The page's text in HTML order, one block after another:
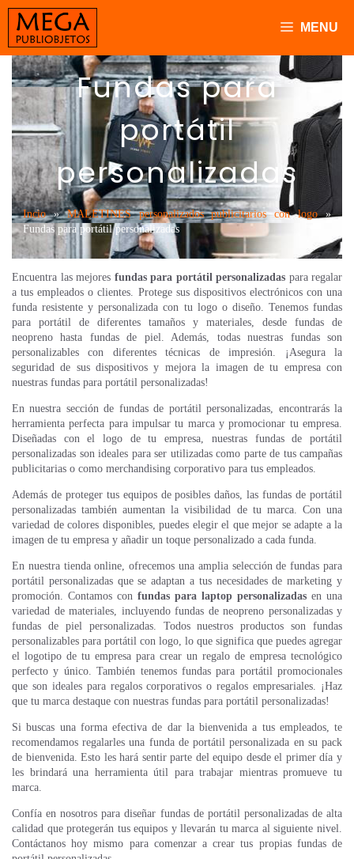
Saltar
contenido
MENU
Fundas para
portátil
personalizadas
Incio»MALETINES personalizados publicitarios con logo»
Fundas para portátil personalizadas
Encuentra las mejores fundas para portátil personalizadas para regalar
a tus empleados o clientes. Protege sus dispositivos electrónicos con una
funda resistente y personalizada con tu logo o diseño. Tenemos fundas
para portátil de diferentes tamaños y materiales, desde fundas de
neopreno hasta fundas de piel. Además, todas nuestras fundas son
personalizables con diferentes técnicas de impresión. ¡Asegura la
seguridad de sus dispositivos y mejora la imagen de tu empresa con
nuestras fundas para portátil personalizadas!
En nuestra sección de fundas de portátil personalizadas, encontrarás la
herramienta perfecta para impulsar tu marca y promocionar tu empresa.
Diseñadas con el logo de tu empresa, nuestras fundas de portátil
personalizadas son ideales para ser utilizadas como parte de tus campañas
publicitarias o como merchandising corporativo para tus empleados.
Además de proteger tus equipos de posibles daños, las fundas de portátil
personalizadas también aumentan la visibilidad de tu marca. Con una
variedad de colores disponibles, puedes elegir el que mejor se adapte a la
imagen de tu empresa y añadir un toque personalizado a cada funda.
En nuestra tienda online, ofrecemos una amplia selección de fundas para
portátil personalizadas que se adaptan a tus necesidades de marketing y
promoción. Contamos con fundas para laptop personalizadas en una
variedad de materiales, incluyendo fundas de neopreno personalizadas y
fundas de piel personalizadas. Todos nuestros productos son fundas
personalizables para portátil con logo, lo que significa que puedes agregar
el logotipo de tu empresa para crear un regalo de empresa tecnológico
perfecto y único. También tenemos fundas para portátil promocionales
que son ideales para regalos corporativos o regalos empresariales. ¡Haz
que tu marca destaque con nuestras fundas para portátil personalizadas!
Si buscas una forma efectiva de dar la bienvenida a tus empleados, te
recomendamos regalarles una funda de portátil personalizada en su pack
de bienvenida. Esto les hará sentir parte del equipo desde el primer día y
les brindará una herramienta útil para trabajar mientras promueve tu
marca.
Confía en nosotros para diseñar fundas de portátil personalizadas de alta
calidad que protegerán tus equipos y llevarán tu marca al siguiente nivel.
Contáctanos hoy mismo para comenzar a crear tus propias fundas de